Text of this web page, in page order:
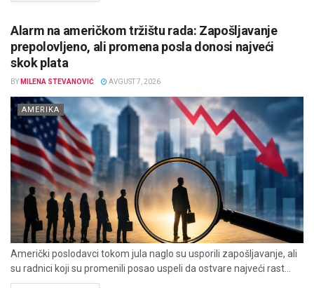
Alarm na američkom tržištu rada: Zapošljavanje
prepolovljeno, ali promena posla donosi najveći
skok plata
BY MILENA STEVANOVIĆ AVGUST 7, 2026
AMERIKA
Američki poslodavci tokom jula naglo su usporili zapošljavanje, ali
su radnici koji su promenili posao uspeli da ostvare najveći rast...